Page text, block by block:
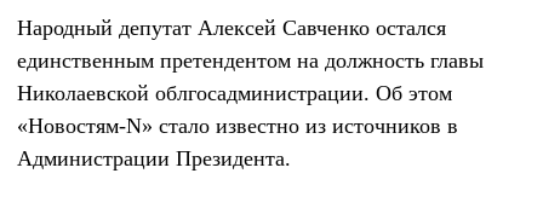
Народный депутат Алексей Савченко остался
единственным претендентом на должность главы
Николаевской облгосадминистрации. Об этом
«Новостям-N» стало известно из источников в
Администрации Президента.